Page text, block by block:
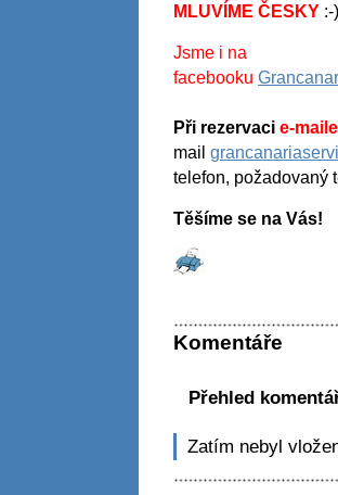
MLUVÍME ČESKY :-)
Jsme i na
facebooku
Při rezervaci e-
mail
telefon, požadovaný
Těšíme se na Vás!
Komentáře
Přehled
Zatím nebyl